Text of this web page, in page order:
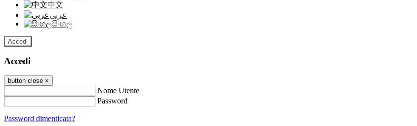
中文
عربى
සිංහල
Accedi
Accedi
button close ×
Nome Utente
Password
Password dimenticata?